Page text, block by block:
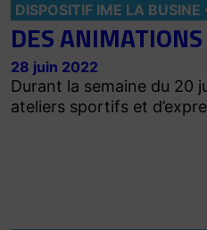
DISPOSITIF IME LA BUSINE
DES
28 juin 2022
Durant la semaine du 20
ateliers sportifs et